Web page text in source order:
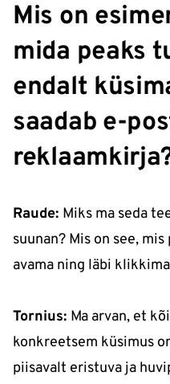
Mis on
mida peaks
endalt
saadab e-
Raude: Miks ma seda
suunan? Mis on see,
avama ning läbi
Tornius: Ma arvan, et
konkreetsem küsimus
piisavalt eristuva ja